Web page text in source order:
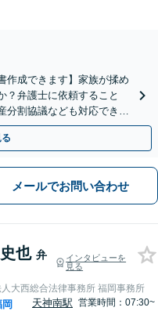
作成できます】家族が揉め
？弁護士に依頼すること
分割協議なども対応できま
対応】
メールでお問い合わせ
也 弁
インタビューを
見る
大西総合法律事務所 福岡事務所
天神南駅 営業時間：07:30~